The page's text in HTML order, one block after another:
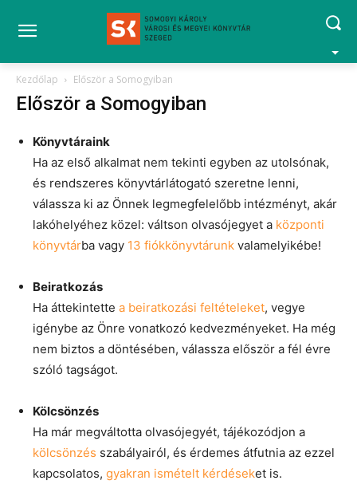
Kezdőlap Először a Somogyiban
Először a Somogyiban
Könyvtáraink
Ha az első alkalmat nem tekinti egyben az utolsónak,
és rendszeres könyvtárlátogató szeretne lenni,
válassza ki az Önnek legmegfelelőbb intézményt, akár
lakóhelyéhez közel: váltson olvasójegyet a központi
könyvtárba vagy 13 fiókkönyvtárunk valamelyikébe!
Beiratkozás
Ha áttekintette a beiratkozási feltételeket, vegye
igénybe az Önre vonatkozó kedvezményeket. Ha még
nem biztos a döntésében, válassza először a fél évre
szóló tagságot.
Kölcsönzés
Ha már megváltotta olvasójegyét, tájékozódjon a
kölcsönzés szabályairól, és érdemes átfutnia az ezzel
kapcsolatos, gyakran ismételt kérdéseket is.